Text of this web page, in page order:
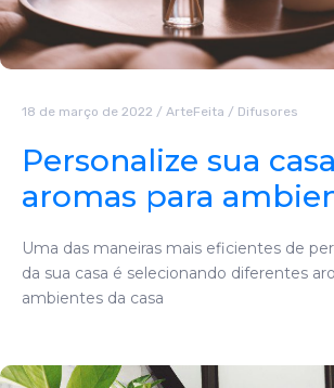
18 de março de 2022 / ArteFeita / Difusores
Personalize sua
aromas para
Uma das maneiras mais eficientes de
da sua casa é selecionando diferentes
ambientes da casa